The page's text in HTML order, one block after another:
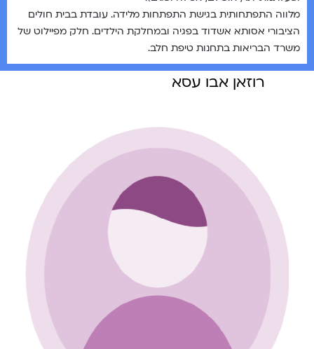
מלווה התפתחותית בגישת התפתחות מלידה. עובדת בבית חולים
הציבורי אסותא אשדוד בפגיה ובמחלקת הילדים. חלק מפיילוט של
משרד הבריאות בתחנות טיפת חלב.
רוזאן אבו עסא